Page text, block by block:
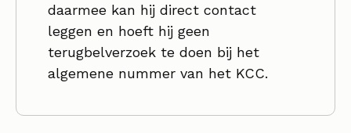
daarmee kan hij direct contact
leggen en hoeft hij geen
terugbelverzoek te doen bij het
algemene nummer van het KCC.